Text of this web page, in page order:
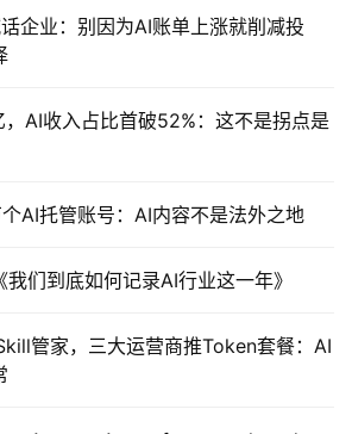
企业：别因为AI账单上涨就削减投
，AI收入占比首破52%：这不是拐点是
AI托管账号：AI内容不是法外之地
们到底如何记录AI行业这一年》
管家，三大运营商推Token套餐：AI